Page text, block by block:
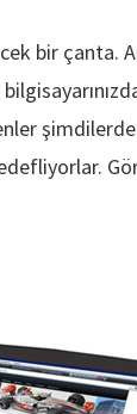
bir
şimdilerde